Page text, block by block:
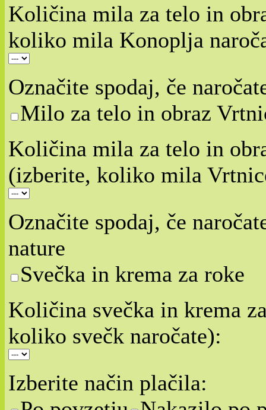
Količina mila za telo in
koliko mila Konoplja
Označite spodaj, če
Milo za telo in obraz
Količina mila za telo in
(izberite, koliko mila
Označite spodaj, če
nature
Svečka in krema za roke
Količina svečka in krema
koliko svečk naročate):
Izberite način plačila: